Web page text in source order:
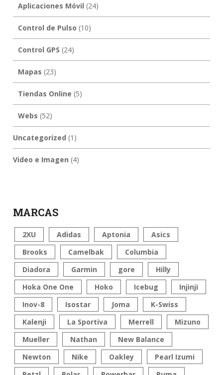
Aplicaciones Móvil (24)
Control de Pulso (10)
Control GPS (24)
Mapas (23)
Tiendas Online (5)
Webs (52)
Uncategorized (1)
Video e Imagen (4)
MARCAS
2XU Adidas Aptonia
Asics
Brooks
Camelbak
Columbia
Diadora
Garmin gore
Hilly
Hoka One One
Hoko Icebug
Injinji
Inov-8
Isostar Joma
K-Swiss
Kalenji
La Sportiva Merrell
Mizuno
Mueller
Nathan
New Balance
Newton
Nike Oakley
Pearl Izumi